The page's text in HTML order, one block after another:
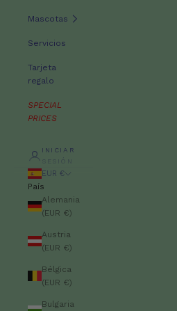
Mascotas
Servicios
Tarjeta
regalo
SPECIAL
PRICES
INICIAR
SESIÓN
EUR €
País
Alemania
(EUR €)
Austria
(EUR €)
Bélgica
(EUR €)
Bulgaria